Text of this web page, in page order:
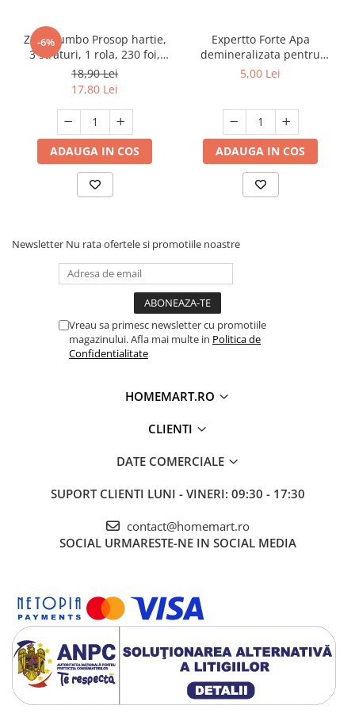
-6%
Zewa Jumbo Prosop hartie,
3 straturi, 1 rola, 230 foi,
Premium Expert
18,90 Lei
17,80 Lei
ADAUGA IN COS
Expertto Forte Apa
demineralizata pentru
fierul de calcat, 1 L, Floral
5,00 Lei
ADAUGA IN COS
Newsletter Nu rata ofertele si promotiile noastre
Vreau sa primesc newsletter cu promotiile
magazinului. Afla mai multe in Politica de
Confidentialitate
HOMEMART.RO
CLIENTI
DATE COMERCIALE
SUPORT CLIENTI LUNI - VINERI: 09:30 - 17:30
contact@homemart.ro
SOCIAL URMARESTE-NE IN SOCIAL MEDIA